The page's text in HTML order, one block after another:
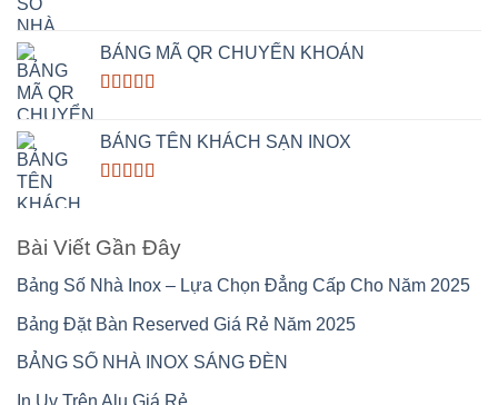
BẢNG MÃ QR CHUYỂN KHOẢN
BẢNG TÊN KHÁCH SẠN INOX
Bài Viết Gần Đây
Bảng Số Nhà Inox – Lựa Chọn Đẳng Cấp Cho Năm 2025
Bảng Đặt Bàn Reserved Giá Rẻ Năm 2025
BẢNG SỐ NHÀ INOX SÁNG ĐÈN
In Uv Trên Alu Giá Rẻ